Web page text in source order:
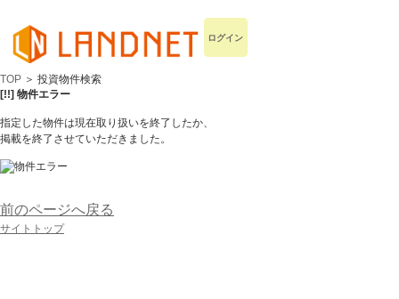
ログイン
TOP ＞ 投資物件検索
[!!] 物件エラー
指定した物件は現在取り扱いを終了したか、
掲載を終了させていただきました。
前のページへ戻る
サイトトップ